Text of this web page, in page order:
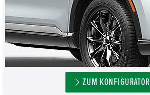
ZUM KONFIGURATOR